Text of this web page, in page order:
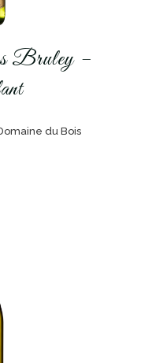
Bruley –
du Bois